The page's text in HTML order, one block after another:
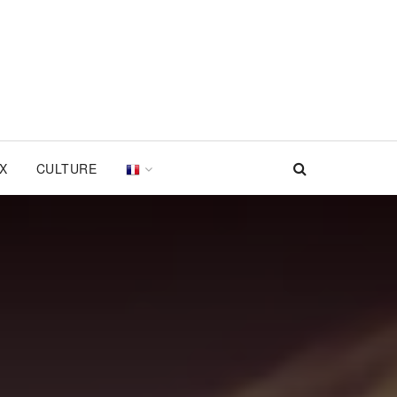
CULTURE